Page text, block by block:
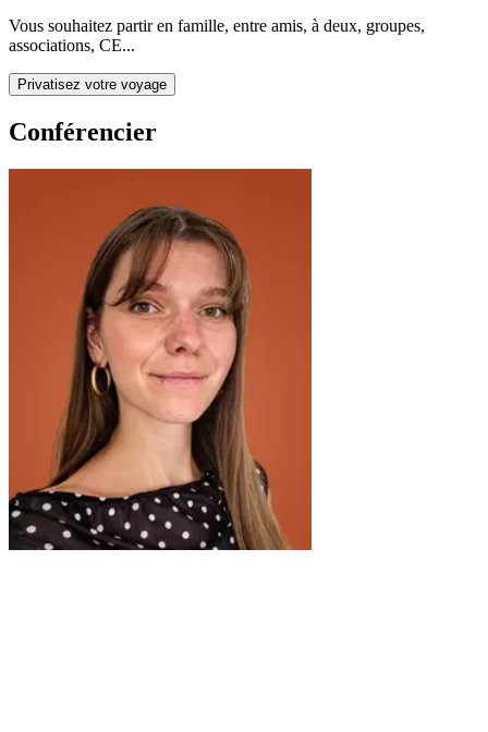
Vous souhaitez partir en famille, entre amis, à deux, groupes,
associations, CE...
Privatisez votre voyage
Conférencier